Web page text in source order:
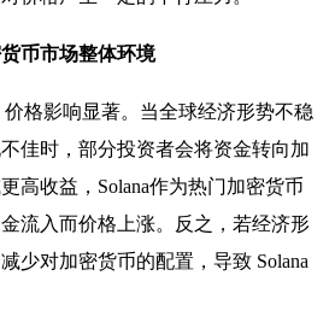
币市场整体环境
价格影响显著。当全球经济形势不稳
佳时，部分投资者会将资金转向加
高收益，Solana作为热门加密货币
流入而价格上涨。反之，若经济形
少对加密货币的配置，导致 Solana